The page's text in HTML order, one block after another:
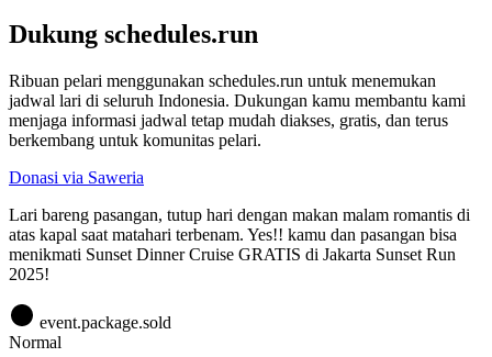
Dukung schedules.run
Ribuan pelari menggunakan schedules.run untuk menemukan
jadwal lari di seluruh Indonesia. Dukungan kamu membantu kami
menjaga informasi jadwal tetap mudah diakses, gratis, dan terus
berkembang untuk komunitas pelari.
Donasi via Saweria
Lari bareng pasangan, tutup hari dengan makan malam romantis di
atas kapal saat matahari terbenam. Yes!! kamu dan pasangan bisa
menikmati Sunset Dinner Cruise GRATIS di Jakarta Sunset Run
2025!
event.package.sold
Normal